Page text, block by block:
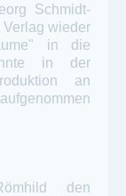
Schmidt-
wieder
in die
in der
an
den